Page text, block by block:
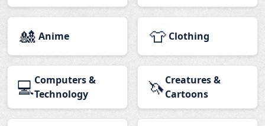
🎎 Anime 👕 Clothing
💻Computers &
Technology
🦄Creatures &
Cartoons